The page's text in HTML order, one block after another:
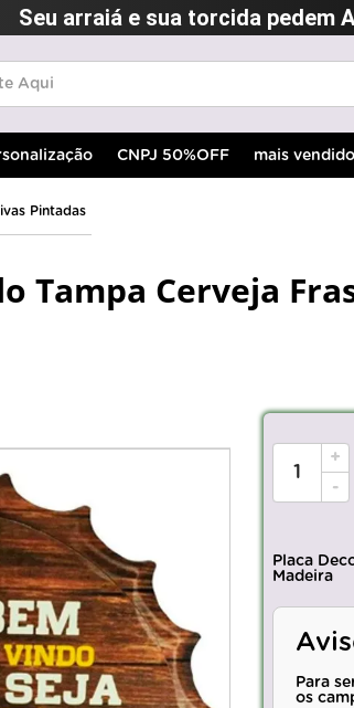
Seu arraiá e sua torcida pedem
CNPJ 50%OFF mais
Pintadas
Tampa Cerveja
+
-
Placa
Madeira
Para
os